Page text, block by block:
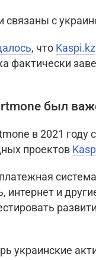
связаны с
, что Kaspi.kz
фактически
был
в 2021 году
проектов
интернет и
украинские